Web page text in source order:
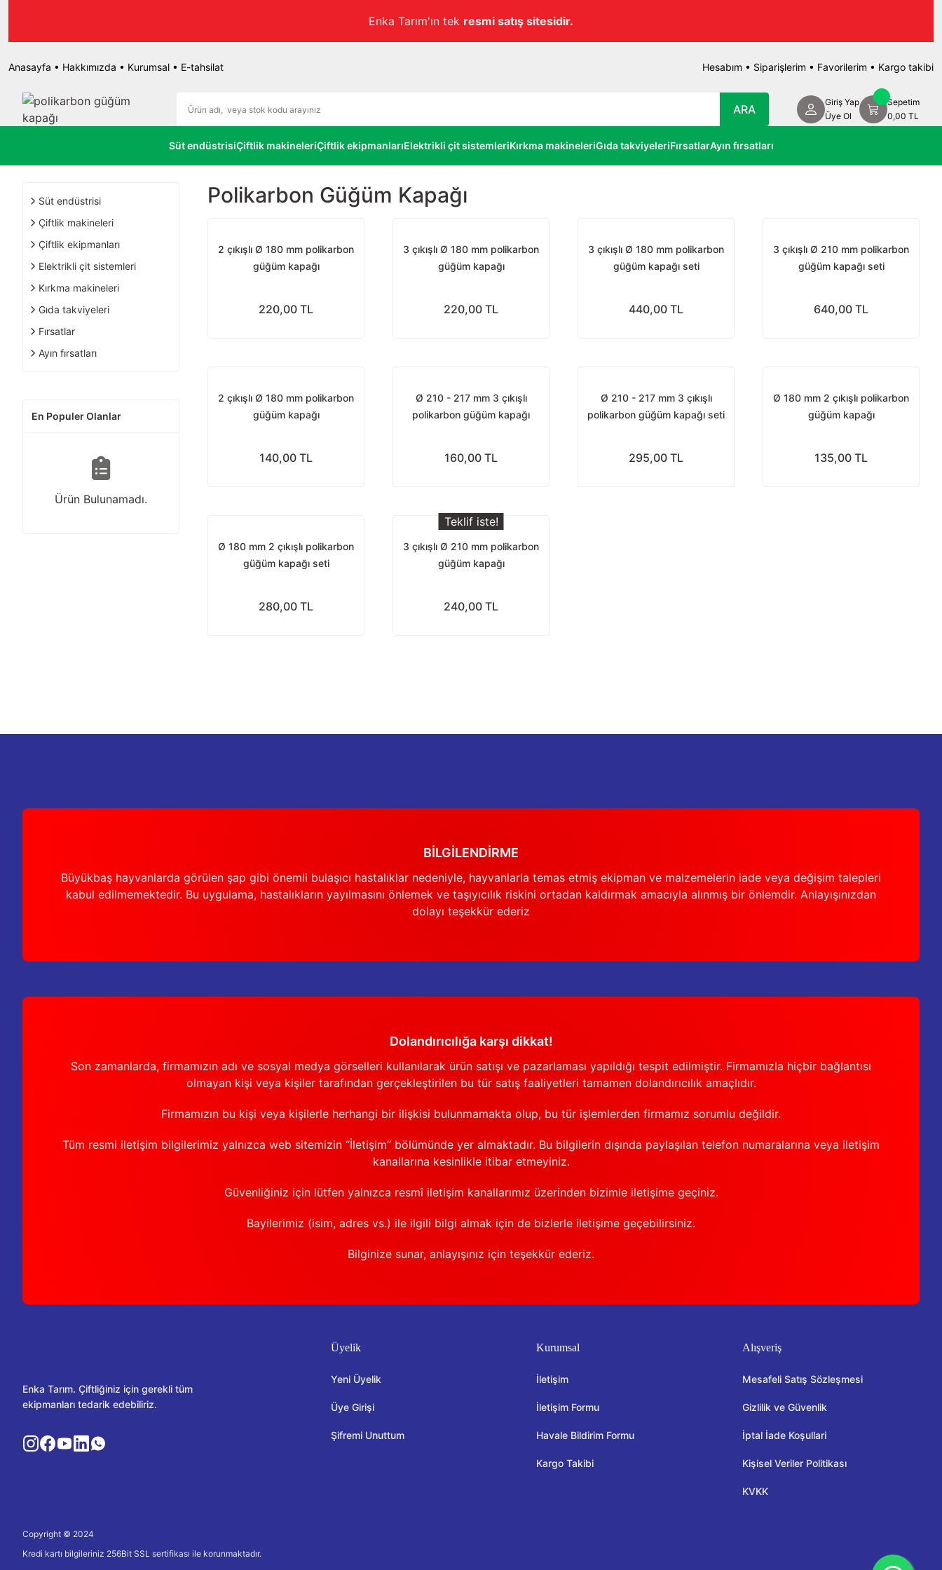
resmi satış sitesidir.
Anasayfa • Hakkımızda • Kurumsal • E-tahsilat Hesabım • Siparişlerim • Favorilerim • Kargo takibi
ARA
Giriş Yap
Üye Ol
Sepetim
0,00 TL
Süt endüstrisiÇiftlik makineleriÇiftlik ekipmanlarıElektrikli çit sistemleriKırkma makineleriGıda takviyeleriFırsatlarAyın fırsatları
Süt endüstrisi
Çiftlik makineleri
Çiftlik ekipmanları
Elektrikli çit sistemleri
Kırkma makineleri
Gıda takviyeleri
Fırsatlar
Ayın fırsatları
En Populer Olanlar
Ürün Bulunamadı.
Polikarbon Güğüm Kapağı
2 çıkışlı Ø 180 mm polikarbon
güğüm kapağı
220,00 TL
3 çıkışlı Ø 180 mm polikarbon
güğüm kapağı
220,00 TL
3 çıkışlı Ø 180 mm polikarbon
güğüm kapağı seti
440,00 TL
3 çıkışlı Ø 210 mm polikarbon
güğüm kapağı seti
640,00 TL
2 çıkışlı Ø 180 mm polikarbon
güğüm kapağı
140,00 TL
Ø 210 - 217 mm 3 çıkışlı
polikarbon güğüm kapağı
160,00 TL
Ø 210 - 217 mm 3 çıkışlı
polikarbon güğüm kapağı seti
295,00 TL
Ø 180 mm 2 çıkışlı polikarbon
güğüm kapağı
135,00 TL
Ø 180 mm 2 çıkışlı polikarbon
güğüm kapağı seti
280,00 TL
Teklif iste!
3 çıkışlı Ø 210 mm polikarbon
güğüm kapağı
240,00 TL
BİLGİLENDİRME
Büyükbaş hayvanlarda görülen şap gibi önemli bulaşıcı hastalıklar nedeniyle, hayvanlarla temas etmiş ekipman ve malzemelerin iade veya değişim talepleri
kabul edilmemektedir. Bu uygulama, hastalıkların yayılmasını önlemek ve taşıyıcılık riskini ortadan kaldırmak amacıyla alınmış bir önlemdir. Anlayışınızdan
dolayı teşekkür ederiz
Dolandırıcılığa karşı dikkat!
Son zamanlarda, firmamızın adı ve sosyal medya görselleri kullanılarak ürün satışı ve pazarlaması yapıldığı tespit edilmiştir. Firmamızla hiçbir bağlantısı
olmayan kişi veya kişiler tarafından gerçekleştirilen bu tür satış faaliyetleri tamamen dolandırıcılık amaçlıdır.
Firmamızın bu kişi veya kişilerle herhangi bir ilişkisi bulunmamakta olup, bu tür işlemlerden firmamız sorumlu değildir.
Tüm resmi iletişim bilgilerimiz yalnızca web sitemizin “İletişim” bölümünde yer almaktadır. Bu bilgilerin dışında paylaşılan telefon numaralarına veya iletişim
kanallarına kesinlikle itibar etmeyiniz.
Güvenliğiniz için lütfen yalnızca resmî iletişim kanallarımız üzerinden bizimle iletişime geçiniz.
Bayilerimiz (isim, adres vs.) ile ilgili bilgi almak için de bizlerle iletişime geçebilirsiniz.
Bilginize sunar, anlayışınız için teşekkür ederiz.
Enka Tarım. Çiftliğiniz için gerekli tüm
ekipmanları tedarik edebiliriz.
Üyelik
Yeni Üyelik
Üye Girişi
Şifremi Unuttum
Kurumsal
İletişim
İletişim Formu
Havale Bildirim Formu
Kargo Takibi
Alışveriş
Mesafeli Satış Sözleşmesi
Gizlilik ve Güvenlik
İptal İade Koşullari
Kişisel Veriler Politikası
KVKK
Copyright © 2024
Kredi kartı bilgileriniz 256Bit SSL sertifikası ile korunmaktadır.